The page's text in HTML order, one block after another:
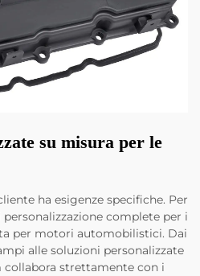
su misura per le
ha esigenze specifiche. Per
complete per i
per motori automobilistici. Dai
alle soluzioni personalizzate
strettamente con i